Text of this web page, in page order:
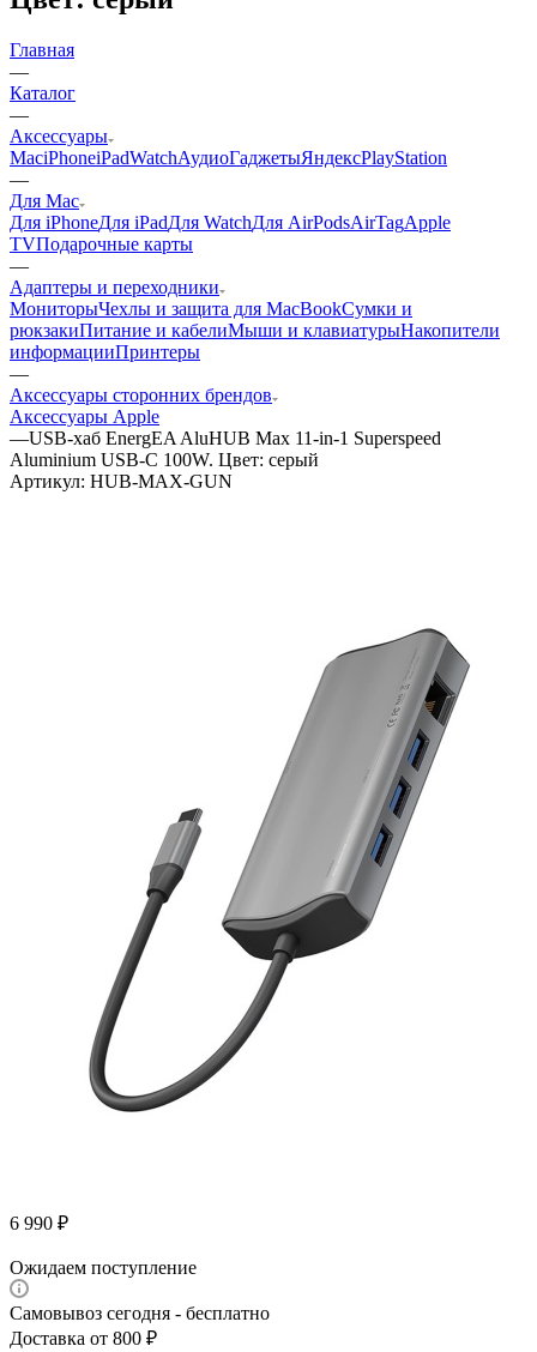
Главная
—
Каталог
—
Аксессуары
MaciPhoneiPadWatchАудиоГаджетыЯндексPlayStation
—
Для Mac
Для iPhoneДля iPadДля WatchДля AirPodsAirTagApple
TVПодарочные карты
—
Адаптеры и переходники
МониторыЧехлы и защита для MacBookСумки и
рюкзакиПитание и кабелиМыши и клавиатурыНакопители
информацииПринтеры
—
Аксессуары сторонних брендов
Аксессуары Apple
—USB-хаб EnergEA AluHUB Max 11-in-1 Superspeed
Aluminium USB-C 100W. Цвет: серый
Артикул: HUB-MAX-GUN
6 990 ₽
Ожидаем поступление
Самовывоз сегодня - бесплатно
Доставка от 800 ₽